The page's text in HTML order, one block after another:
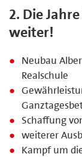
2. Die
weiter!
Neubau
Realschule
Schaffung
weiterer
Kampf um